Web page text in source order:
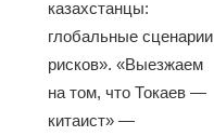
казахстанцы:
глобальные сценарии
рисков». «Выезжаем
на том, что Токаев —
китаист» —